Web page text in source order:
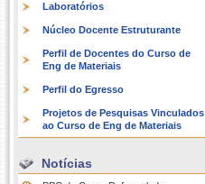
Laboratórios
Núcleo Docente Estruturante
Perfil de Docentes do Curso de
Eng de Materiais
Perfil do Egresso
Projetos de Pesquisas Vinculados
ao Curso de Eng de Materiais
Notícias